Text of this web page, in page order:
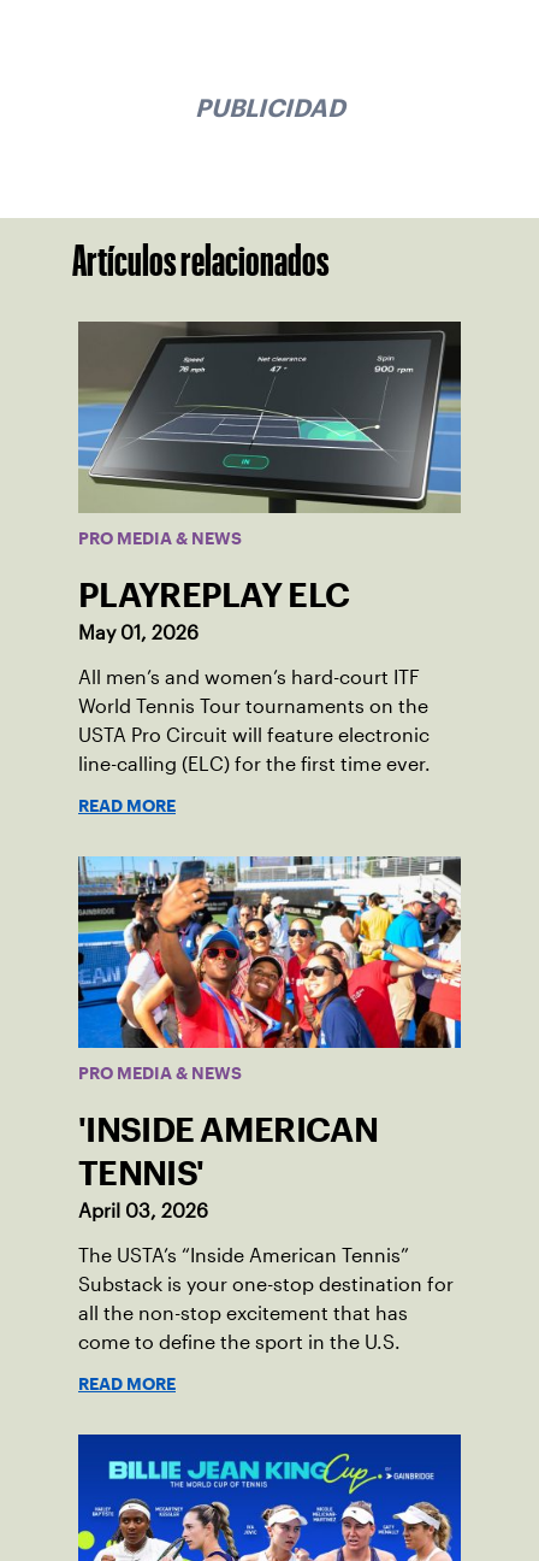
PUBLICIDAD
Artículos relacionados
PRO MEDIA & NEWS
PLAYREPLAY ELC
May 01, 2026
All men’s and women’s hard-court ITF
World Tennis Tour tournaments on the
USTA Pro Circuit will feature electronic
line-calling (ELC) for the first time ever.
READ MORE
PRO MEDIA & NEWS
'INSIDE AMERICAN
TENNIS'
April 03, 2026
The USTA’s “Inside American Tennis”
Substack is your one-stop destination for
all the non-stop excitement that has
come to define the sport in the U.S.
READ MORE